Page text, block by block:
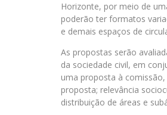
Horizonte, por meio de
poderão ter formatos
e demais espaços de
As propostas serão
da sociedade civil, em
uma proposta à
proposta; relevância
distribuição de áreas e